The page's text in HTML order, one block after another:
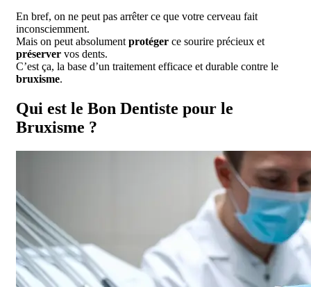
En bref, on ne peut pas arrêter ce que votre cerveau fait
inconsciemment.
Mais on peut absolumentprotéger ce sourire précieux et
préserver vos dents.
C’est ça, la base d’un traitement efficace et durable contre le
bruxisme.
Qui est le Bon Dentiste pour le
Bruxisme ?